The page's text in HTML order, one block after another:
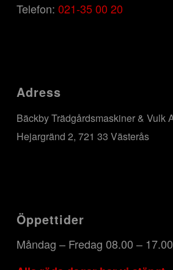
Telefon: 021-35 00 20
Adress
Bäckby Trädgårdsmaskiner & Vulk
Hejargränd 2, 721 33 Västerås
Öppettider
Måndag – Fredag 08.00 – 17.00